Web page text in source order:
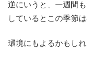
逆にいうと、一週間
しているとこの季節
環境にもよるかもし